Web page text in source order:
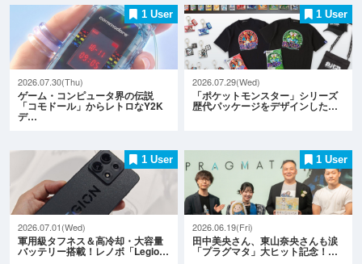
1 User
2026.07.30(Thu)
ゲーム・コンピュータ界の伝説
「コモドール」からレトロなY2K
デ…
1 User
2026.07.29(Wed)
「ポケットモンスター」シリーズ
歴代パッケージをデザインした…
1 User
2026.07.01(Wed)
軍用級タフネス＆高冷却・大容量
バッテリー搭載！レノボ「Legio…
1 User
2026.06.19(Fri)
田中美央さん、東山奈央さんも涙
「プラグマタ」大ヒット記念！…